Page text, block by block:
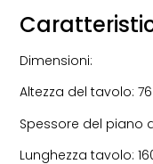
Dimensioni:
Altezza del tavolo:
Spessore del piano
Lunghezza tavolo: